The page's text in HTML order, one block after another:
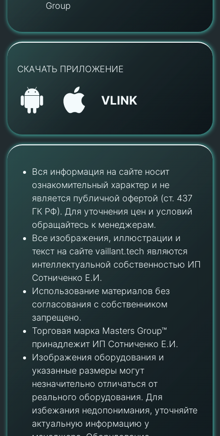
Group
СКАЧАТЬ ПРИЛОЖЕНИЕ
VLINK
Вся информация на сайте носит
ознакомительный характер и не
является публичной офертой (ст. 437
ГК РФ). Для уточнения цен и условий
обращайтесь к менеджерам.
Все изображения, иллюстрации и
текст на сайте vaillant.tech являются
интеллектуальной собственностью ИП
Сотниченко Е.И.
Использование материалов без
согласования с собственником
запрещено.
Торговая марка Masters Group™
принадлежит ИП Сотниченко Е.И.
Изображения оборудования и
указанные размеры могут
незначительно отличаться от
реального оборудования. Для
избежания недопонимания, уточняйте
актуальную информацию у